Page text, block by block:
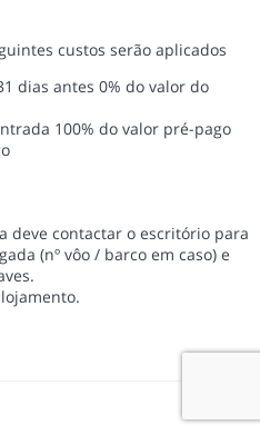
custos serão aplicados
dias antes 0% do valor do
100% do valor pré-pago
deve contactar o escritório para
(nº vôo / barco em caso) e